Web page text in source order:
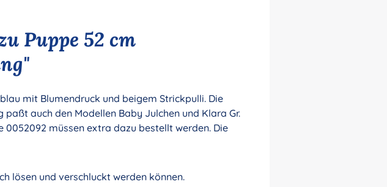
Puppe 52 cm
mit Blumendruck und beigem Strickpulli. Die
auch den Modellen Baby Julchen und Klara Gr.
0052092 müssen extra dazu bestellt werden. Die
lösen und verschluckt werden können.